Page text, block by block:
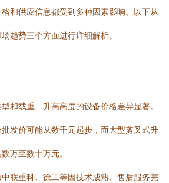
和供应信息都受到多种因素影响。以下从
趋势三个方面进行详细解析。
和载重、升高高度的设备价格差异显著。
发价可能从数千元起步，而大型剪叉式升
万至数十万元。
联重科、徐工等因技术成熟、售后服务完